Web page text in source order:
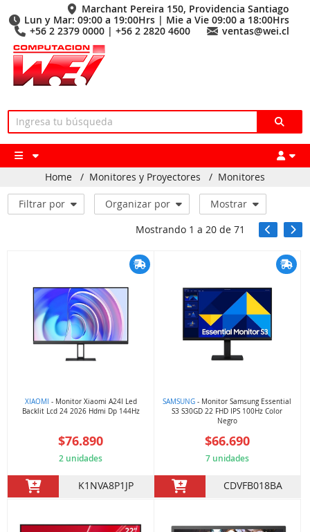
Marchant Pereira 150, Providencia Santiago
Lun y Mar: 09:00 a 19:00Hrs | Mie a Vie 09:00 a 18:00Hrs
+56 2 2379 0000 | +56 2 2820 4600
ventas@wei.cl
Home / Monitores y Proyectores / Monitores
Filtrar por Organizar por
Mostrar
Mostrando 1 a 20de 71
XIAOMI - Monitor Xiaomi A24I Led
Backlit Lcd 24 2026 Hdmi Dp 144Hz
$76.890
2 unidades
K1NVA8P1JP
SAMSUNG - Monitor Samsung Essential
S3 S30GD 22 FHD IPS 100Hz Color
Negro
$66.690
7 unidades
CDVFB018BA